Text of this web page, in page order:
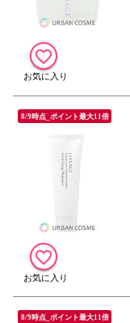
8/9時点_ポイント最大11倍
8/9時点_ポイント最大11倍